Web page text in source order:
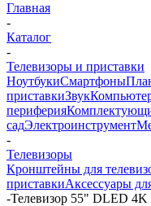
Главная
-
Каталог
-
Телевизоры и приставки
НоутбукиСмартфоны
приставкиЗвук
периферия
садЭлектроинструмент
-
Телевизоры
Кронштейны для
приставкиАксессуары
-Телевизор 55" DLED